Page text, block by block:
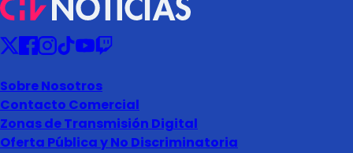
Sobre Nosotros
Contacto Comercial
Zonas de Transmisión Digital
Oferta Pública y No Discriminatoria